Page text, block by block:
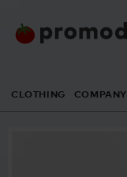
CLOTHING COMPANY